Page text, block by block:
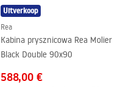
Uitverkoop
Rea
Kabina prysznicowa Rea Molier
Black Double 90x90
588,00 €